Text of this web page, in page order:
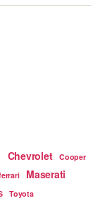
Chevrolet
Cooper
Maserati
Toyota